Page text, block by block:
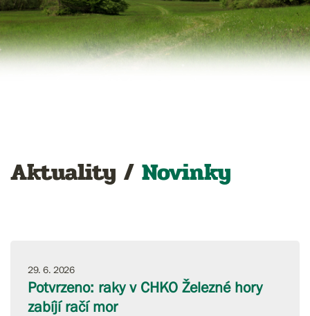
Aktuality / Novinky
29. 6. 2026
Potvrzeno: raky v CHKO Železné hory
zabíjí račí mor